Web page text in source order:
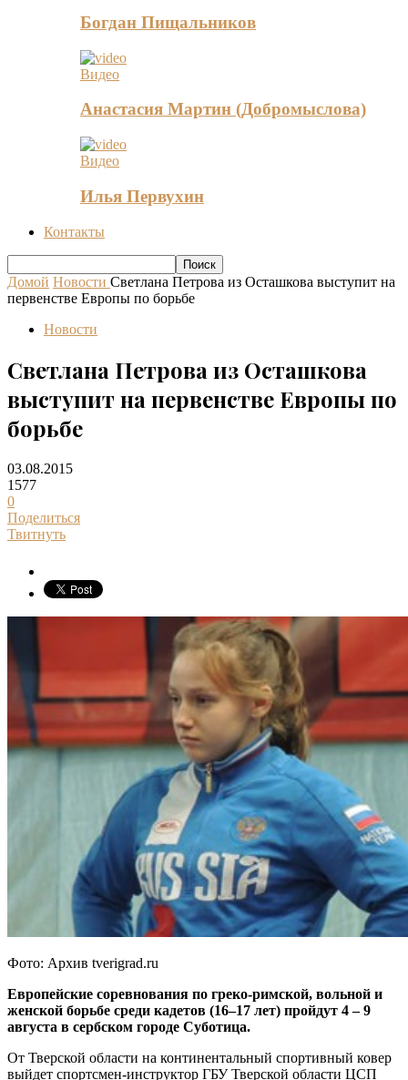
Богдан Пищальников
Видео
Анастасия Мартин (Добромыслова)
Видео
Илья Первухин
Контакты
Домой Новости Светлана Петрова из Осташкова выступит на
первенстве Европы по борьбе
Новости
Светлана Петрова из Осташкова
выступит на первенстве Европы по
борьбе
03.08.2015
1577
0
Поделиться
Твитнуть
Фото: Архив tverigrad.ru
Европейские соревнования по греко-римской, вольной и
женской борьбе среди кадетов (16–17 лет) пройдут 4 – 9
августа в сербском городе Суботица.
От Тверской области на континентальный спортивный ковер
выйдет спортсмен-инструктор ГБУ Тверской области ЦСП